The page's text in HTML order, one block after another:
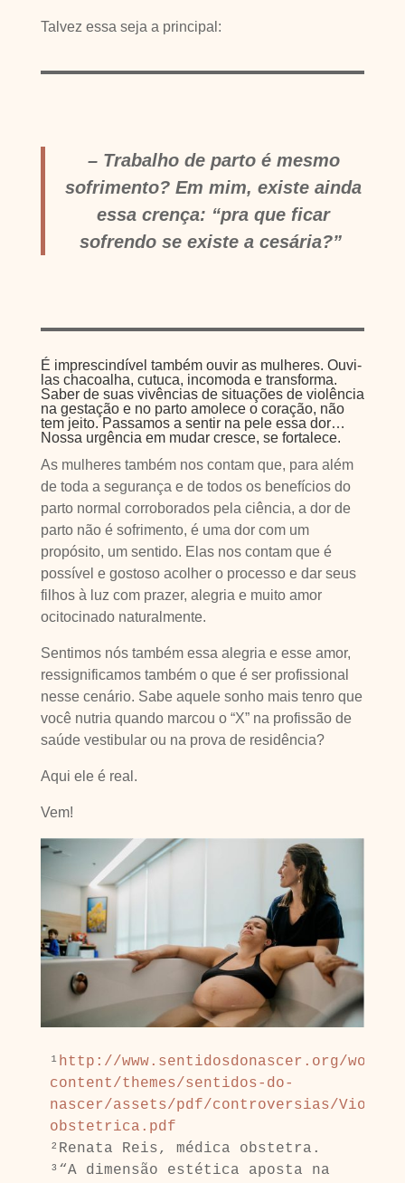
Talvez essa seja a principal:
– Trabalho de parto é mesmo
sofrimento? Em mim, existe ainda
essa crença: “pra que ficar
sofrendo se existe a cesária?”
É imprescindível também ouvir as mulheres. Ouvi-
las chacoalha, cutuca, incomoda e transforma.
Saber de suas vivências de situações de violência
na gestação e no parto amolece o coração, não
tem jeito. Passamos a sentir na pele essa dor…
Nossa urgência em mudar cresce, se fortalece.
As mulheres também nos contam que, para além
de toda a segurança e de todos os benefícios do
parto normal corroborados pela ciência, a dor de
parto não é sofrimento, é uma dor com um
propósito, um sentido. Elas nos contam que é
possível e gostoso acolher o processo e dar seus
filhos à luz com prazer, alegria e muito amor
ocitocinado naturalmente.
Sentimos nós também essa alegria e esse amor,
ressignificamos também o que é ser profissional
nesse cenário. Sabe aquele sonho mais tenro que
você nutria quando marcou o “X” na profissão de
saúde vestibular ou na prova de residência?
Aqui ele é real.
Vem!
¹http://www.sentidosdonascer.org/
content/themes/sentidos-do-
nascer/assets/pdf/controversias/
obstetrica.pdf
²Renata Reis, médica obstetra.
³“A dimensão estética aposta na